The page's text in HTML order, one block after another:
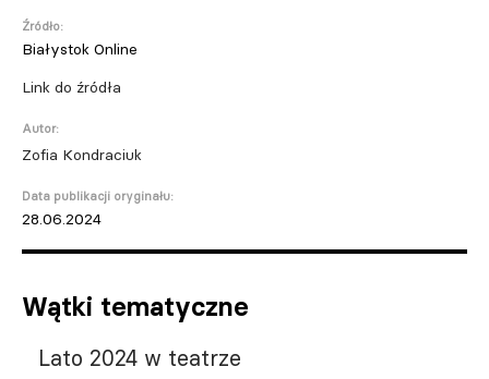
Źródło:
Białystok Online
Link do źródła
Autor:
Zofia Kondraciuk
Data publikacji oryginału:
28.06.2024
Wątki tematyczne
Lato 2024 w teatrze